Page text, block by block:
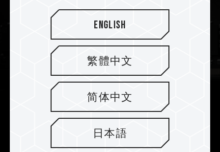
Der Fehlerkorrekturcode (ECC)
ermöglicht stabiles Arbeiten
English
繁體中文
简体中文
日本語